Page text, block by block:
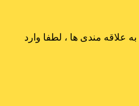
علاقه مندی ها ، لطفا وارد